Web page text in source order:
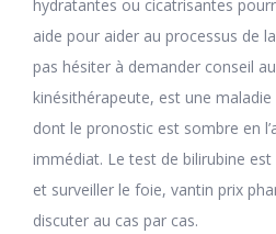
hydratantes ou cicatrisantes
aide pour aider au processus de
pas hésiter à demander conseil
kinésithérapeute, est une
dont le pronostic est sombre en
immédiat. Le test de bilirubine
et surveiller le foie, vantin prix
discuter au cas par cas.